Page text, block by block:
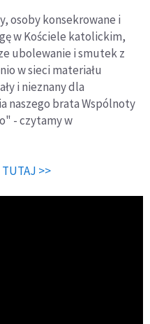
osoby konsekrowane i
w Kościele katolickim,
ubolewanie i smutek z
w sieci materiału
i nieznany dla
naszego brata Wspólnoty
- czytamy w
>>